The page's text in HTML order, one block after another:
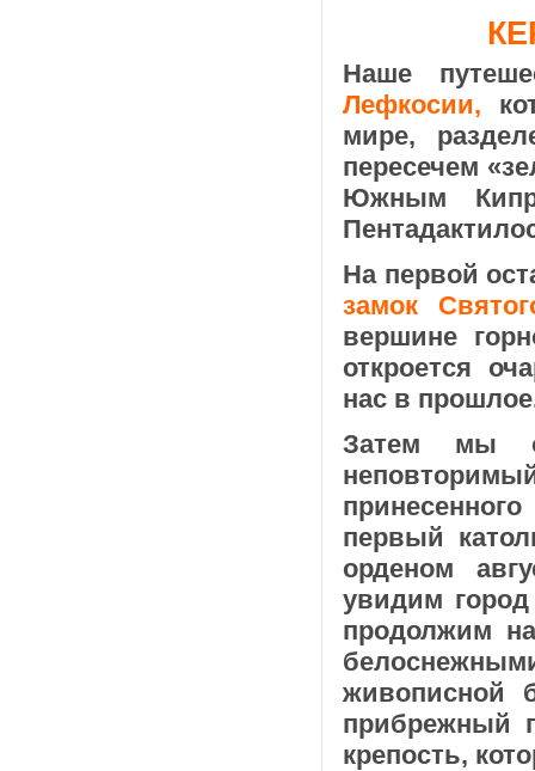
Наше
Лефкосии,
мире,
пересечем
Южным
На первой
замок
вершине
откроется
нас в
Затем мы
первый
орденом
увидим
продолжим
живописной
прибрежный
крепость,